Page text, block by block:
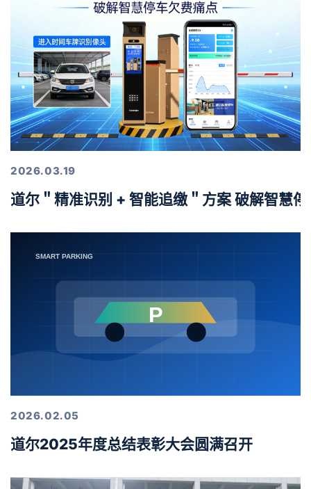
2026.03.19
道尔＂精准识别 + 智能追缴＂方案 破解智慧
2026.02.05
道尔2025年度总结表彰大会圆满召开